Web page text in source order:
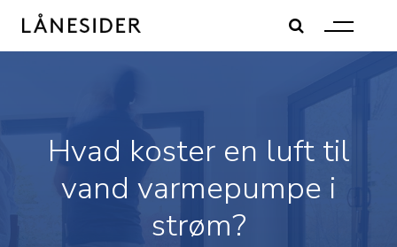
content
Hvad koster en luft til
vand varmepumpe i
strøm?